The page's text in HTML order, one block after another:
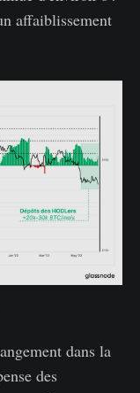
affaiblissement
dans la
des